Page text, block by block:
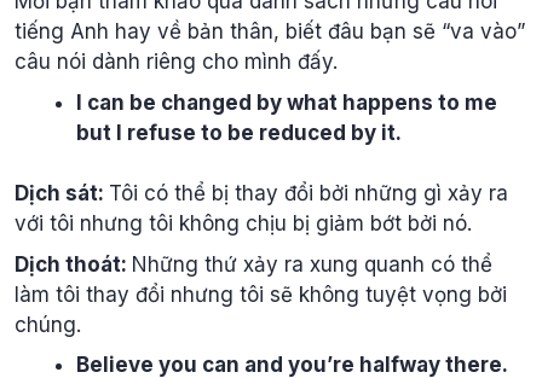
tiếng Anh hay về bản thân, biết đâu bạn sẽ “va vào”
câu nói dành riêng cho mình đấy.
I can be changed by what happens to me
but I refuse to be reduced by it.
Dịch sát: Tôi có thể bị thay đổi bởi những gì xảy ra
với tôi nhưng tôi không chịu bị giảm bớt bởi nó.
Dịch thoát: Những thứ xảy ra xung quanh có thể
làm tôi thay đổi nhưng tôi sẽ không tuyệt vọng bởi
chúng.
Believe you can and you’re halfway there.